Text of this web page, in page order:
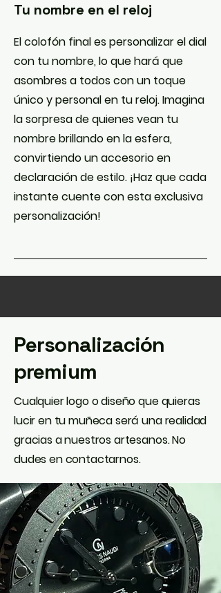
Tu nombre en el reloj
El colofón final es personalizar el dial
con tu nombre, lo que hará que
asombres a todos con un toque
único y personal en tu reloj. Imagina
la sorpresa de quienes vean tu
nombre brillando en la esfera,
convirtiendo un accesorio en
declaración de estilo. ¡Haz que cada
instante cuente con esta exclusiva
personalización!
Personalización
premium
Cualquier logo o diseño que quieras
lucir en tu muñeca será una realidad
gracias a nuestros artesanos. No
dudes en contactarnos.